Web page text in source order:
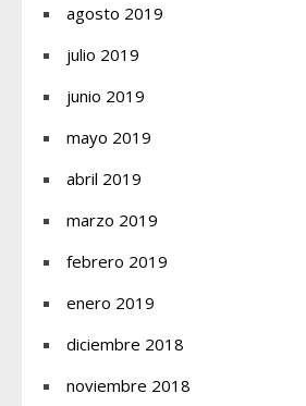
agosto 2019
julio 2019
junio 2019
mayo 2019
abril 2019
marzo 2019
febrero 2019
enero 2019
diciembre 2018
noviembre 2018